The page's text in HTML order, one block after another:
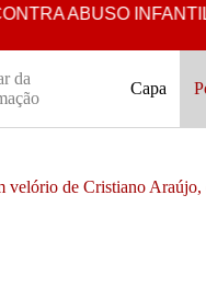
ABUSO INFANTIL NA
da
Capa
velório de Cristiano Araújo,